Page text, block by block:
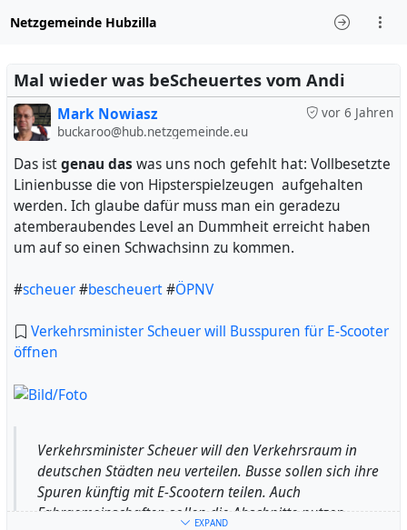
Netzgemeinde Hubzilla
Mal wieder was beScheuertes vom Andi
vor 6 Jahren
Mark Nowiasz
buckaroo@hub.netzgemeinde.eu
Das istgenau das was uns noch gefehlt hat: Vollbesetzte
Linienbusse die von Hipsterspielzeugen aufgehalten
werden. Ich glaube dafür muss man ein geradezu
atemberaubendes Level an Dummheit erreicht haben
um auf so einen Schwachsinn zu kommen.
#scheuer#bescheuert#ÖPNV
Verkehrsminister Scheuer will Busspuren für E-Scooter
öffnen
Verkehrsminister Scheuer will den Verkehrsraum in
deutschen Städten neu verteilen. Busse sollen sich ihre
Spuren künftig mit E-Scootern teilen. Auch
Fahrgemeinschaften sollen die Abschnitte nutzen
EXPAND